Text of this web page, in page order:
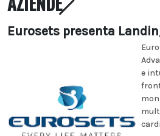
Eurosets presenta
e